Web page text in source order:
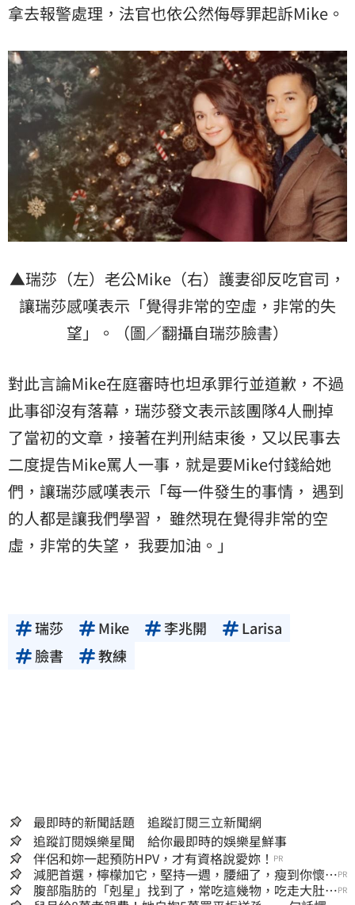
拿去報警處理，法官也依公然侮辱罪起訴Mike。
▲瑞莎（左）老公Mike（右）護妻卻反吃官司，
讓瑞莎感嘆表示「覺得非常的空虛，非常的失
望」。（圖／翻攝自瑞莎臉書）
對此言論Mike在庭審時也坦承罪行並道歉，不過
此事卻沒有落幕，瑞莎發文表示該團隊4人刪掉
了當初的文章，接著在判刑結束後，又以民事去
二度提告Mike罵人一事，就是要Mike付錢給她
們，讓瑞莎感嘆表示「每一件發生的事情， 遇到
的人都是讓我們學習， 雖然現在覺得非常的空
虛，非常的失望， 我要加油。」
瑞莎 Mike 李兆開
Larisa
臉書
教練
最即時的新聞話題 追蹤訂閱三立新聞網
追蹤訂閱娛樂星聞 給你最即時的娛樂星鮮事
伴侶和妳一起預防HPV，才有資格說愛妳！ PR
減肥首選，檸檬加它，堅持一週，腰細了，瘦到你懷疑
人生
PR
腹部脂肪的「剋星」找到了，常吃這幾物，吃走大肚
PR